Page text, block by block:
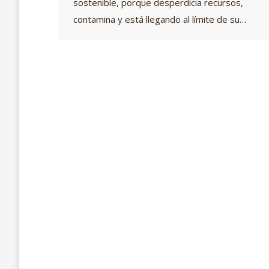
sostenible, porque desperdicia recursos,
contamina y está llegando al límite de su…